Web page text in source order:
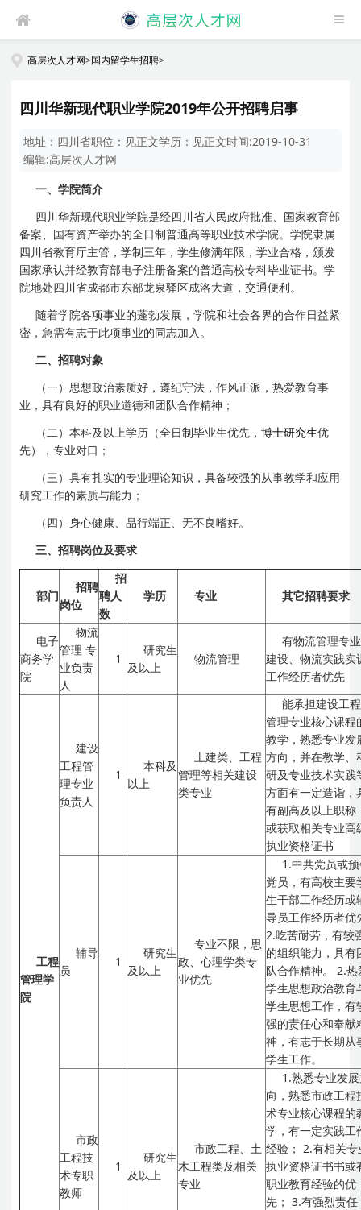
高层次人才网>国内留学生招聘>
四川华新现代职业学院2019年公开招聘启事
地址： 四川省职位： 见正文学历： 见正文时间:2019-10-31
编辑:高层次人才网
一、学院简介
四川华新现代职业学院是经四川省人民政府批准、国家教育部
备案、国有资产举办的全日制普通高等职业技术学院。学院隶属
四川省教育厅主管，学制三年，学生修满年限，学业合格，颁发
国家承认并经教育部电子注册备案的普通高校专科毕业证书。学
院地处四川省成都市东部龙泉驿区成洛大道，交通便利。
随着学院各项事业的蓬勃发展，学院和社会各界的合作日益紧
密，急需有志于此项事业的同志加入。
二、招聘对象
（一）思想政治素质好，遵纪守法，作风正派，热爱教育事
业，具有良好的职业道德和团队合作精神；
（二）本科及以上学历（全日制毕业生优先，博士研究生优
先），专业对口；
（三）具有扎实的专业理论知识，具备较强的从事教学和应用
研究工作的素质与能力；
（四）身心健康、品行端正、无不良嗜好。
三、招聘岗位及要求
部门
招聘
岗位
招
聘人
数
学历 专业 其它招聘要求
电子
商务学
院
物流
管理 专
业负责
人
1
研究生
及以上
物流管理
有物流管理专业
建设、物流实践实
工作经历者优先
工程
管理学
院
建设
工程管
理专业
负责人
1
本科及
以上
土建类、工程
管理等相关建设
类专业
能承担建设工程
管理专业核心课程
教学，熟悉专业发
方向，并在教学、
研及专业技术实践
方面有一定造诣，
有副高及以上职称
或获取相关专业高
执业资格证书
辅导
员
1
研究生
及以上
专业不限，思
政、心理学类专
业优先
1.中共党员或
党员，有高校主要
生干部工作经历或
导员工作经历者优
2.吃苦耐劳，有较
的组织能力，具有
队合作精神。
2.热
学生思想政治教育
学生思想工作，有
强的责任心和奉献
神，有志于长期从
学生工作。
市政
工程技
术专职
教师
1
研究生
及以上
市政工程、土
木工程类及相关
专业
1.熟悉专业发
向，熟悉市政工程
术专业核心课程的
学，有一定实践工
经验； 2.有相关专
执业资格证书书或
职业教育经验的优
先； 3.有强烈责任